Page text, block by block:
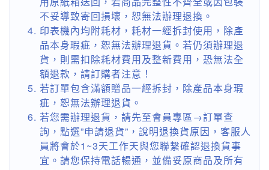
不妥導致寄回損壞，恕無法辦理退換。
印表機內均附耗材，耗材一經拆封使用，除產
品本身瑕疵，恕無法辦理退貨。若仍須辦理退
貨，則需扣除耗材費用及整新費用，恐無法全
額退款，請訂購者注意！
若訂單包含滿額贈品一經拆封，除產品本身瑕
疵，恕無法辦理退貨。
若您需辦理退貨，請先至會員專區→訂單查
詢，點選”申請退貨”，說明退換貨原因，客服人
員將會於1~3天工作天與您聯繫確認退換貨事
宜。請您保持電話暢通，並備妥原商品及所有